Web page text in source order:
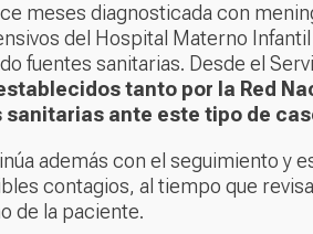
meses diagnosticada con
del Hospital Materno Infantil
fuentes sanitarias. Desde el
tanto por la Red
sanitarias ante este tipo de
además con el seguimiento y
contagios, al tiempo que
de la paciente.